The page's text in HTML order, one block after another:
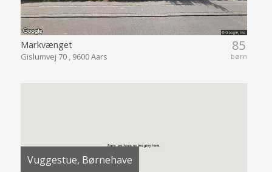
85
børn
Markvænget
Gislumvej 70 , 9600 Aars
Vuggestue, Børnehave